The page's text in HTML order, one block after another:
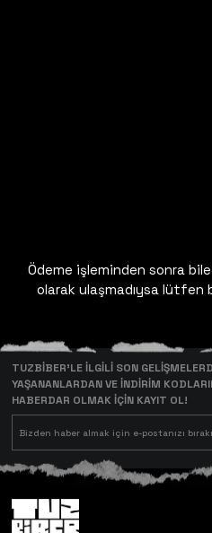
Ödeme işleminden sonra
olarak ulaşmadıysa
TUZBİBER’LE İLGİLİ SON
YAŞANANLARDAN VE İNDİRİM
HABERDAR OLMAK İÇİN KAYIT OL!